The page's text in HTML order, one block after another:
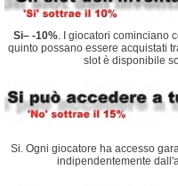
Si– -10%. I giocatori cominciano
quinto possano essere acquistati
slot è disponibile
Si. Ogni giocatore ha accesso
indipendentemente